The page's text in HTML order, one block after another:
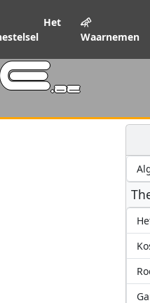
Waarnemen
.be